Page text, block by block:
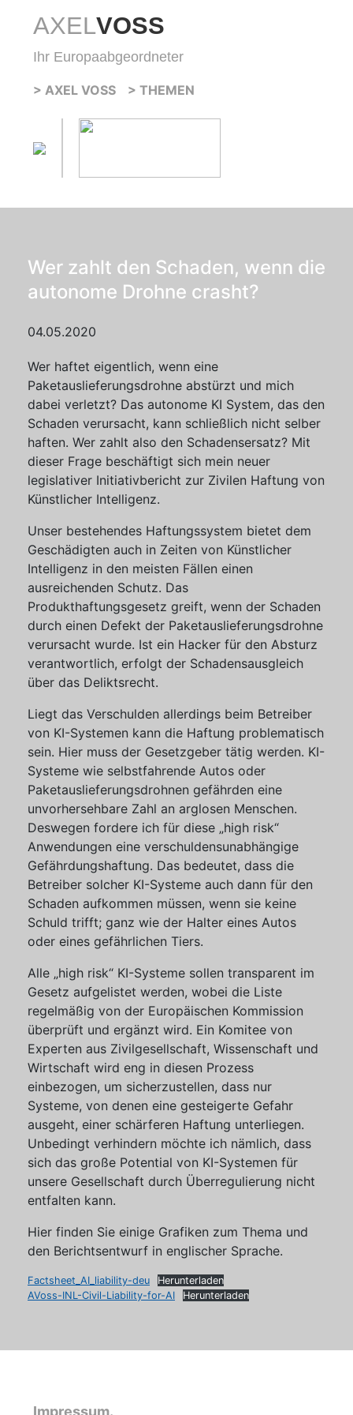
AXELVOSS
Ihr Europaabgeordneter
> AXEL VOSS > THEMEN
Wer zahlt den Schaden, wenn die
autonome Drohne crasht?
04.05.2020
Wer haftet eigentlich, wenn eine
Paketauslieferungsdrohne abstürzt und mich
dabei verletzt? Das autonome KI System, das den
Schaden verursacht, kann schließlich nicht selber
haften. Wer zahlt also den Schadensersatz? Mit
dieser Frage beschäftigt sich mein neuer
legislativer Initiativbericht zur Zivilen Haftung von
Künstlicher Intelligenz.
Unser bestehendes Haftungssystem bietet dem
Geschädigten auch in Zeiten von Künstlicher
Intelligenz in den meisten Fällen einen
ausreichenden Schutz. Das
Produkthaftungsgesetz greift, wenn der Schaden
durch einen Defekt der Paketauslieferungsdrohne
verursacht wurde. Ist ein Hacker für den Absturz
verantwortlich, erfolgt der Schadensausgleich
über das Deliktsrecht.
Liegt das Verschulden allerdings beim Betreiber
von KI-Systemen kann die Haftung problematisch
sein. Hier muss der Gesetzgeber tätig werden. KI-
Systeme wie selbstfahrende Autos oder
Paketauslieferungsdrohnen gefährden eine
unvorhersehbare Zahl an arglosen Menschen.
Deswegen fordere ich für diese „high risk“
Anwendungen eine verschuldensunabhängige
Gefährdungshaftung. Das bedeutet, dass die
Betreiber solcher KI-Systeme auch dann für den
Schaden aufkommen müssen, wenn sie keine
Schuld trifft; ganz wie der Halter eines Autos
oder eines gefährlichen Tiers.
Alle „high risk“ KI-Systeme sollen transparent im
Gesetz aufgelistet werden, wobei die Liste
regelmäßig von der Europäischen Kommission
überprüft und ergänzt wird. Ein Komitee von
Experten aus Zivilgesellschaft, Wissenschaft und
Wirtschaft wird eng in diesen Prozess
einbezogen, um sicherzustellen, dass nur
Systeme, von denen eine gesteigerte Gefahr
ausgeht, einer schärferen Haftung unterliegen.
Unbedingt verhindern möchte ich nämlich, dass
sich das große Potential von KI-Systemen für
unsere Gesellschaft durch Überregulierung nicht
entfalten kann.
Hier finden Sie einige Grafiken zum Thema und
den Berichtsentwurf in englischer Sprache.
Factsheet_AI_liability-deu
Herunterladen
AVoss-INL-Civil-Liability-for-AI
Herunterladen
Impressum.